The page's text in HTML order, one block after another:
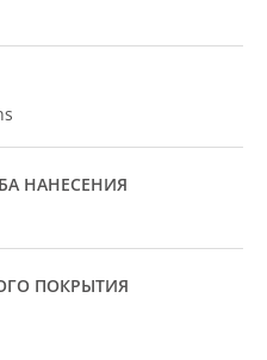
НАНЕСЕНИЯ
ПОКРЫТИЯ